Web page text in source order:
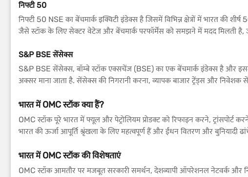
निफ्टी 50
निफ्टी 50 NSE का बेंचमार्क इक्विटी इंडेक्स है जिसमें विभिन्न क्षेत्रों में भारत की
जैसे स्टॉक के लिए सेक्टर वेटेज और बेंचमार्क परफॉर्मेंस को समझने में मदद मिलती है,
S&P BSE सेंसेक्स
S&P BSE सेंसेक्स, बॉम्बे स्टॉक एक्सचेंज (BSE) का एक बेंचमार्क इंडेक्स है और इसमें
अक्सर माना जाता है. सेंसेक्स की निगरानी करना, व्यापक बाजार ट्रेंड्स और
भारत में OMC स्टॉक क्या हैं?
OMC स्टॉक पूरे भारत में फ्यूल और पेट्रोलियम प्रोडक्ट को रिफाइन करने,
भारत की ऊर्जा आपूर्ति श्रृंखला के लिए महत्वपूर्ण हैं और ईंधन वितरण और
भारत में OMC स्टॉक की विशेषताएं
OMC स्टॉक आमतौर पर मजबूत सरकारी समर्थन, देशव्यापी ऑपरेशनल नेटवर्क और